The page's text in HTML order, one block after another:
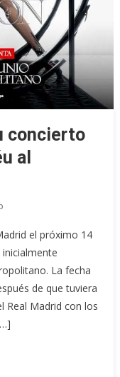
concierto
al
el próximo 14
La fecha
de que tuviera
Real Madrid con los